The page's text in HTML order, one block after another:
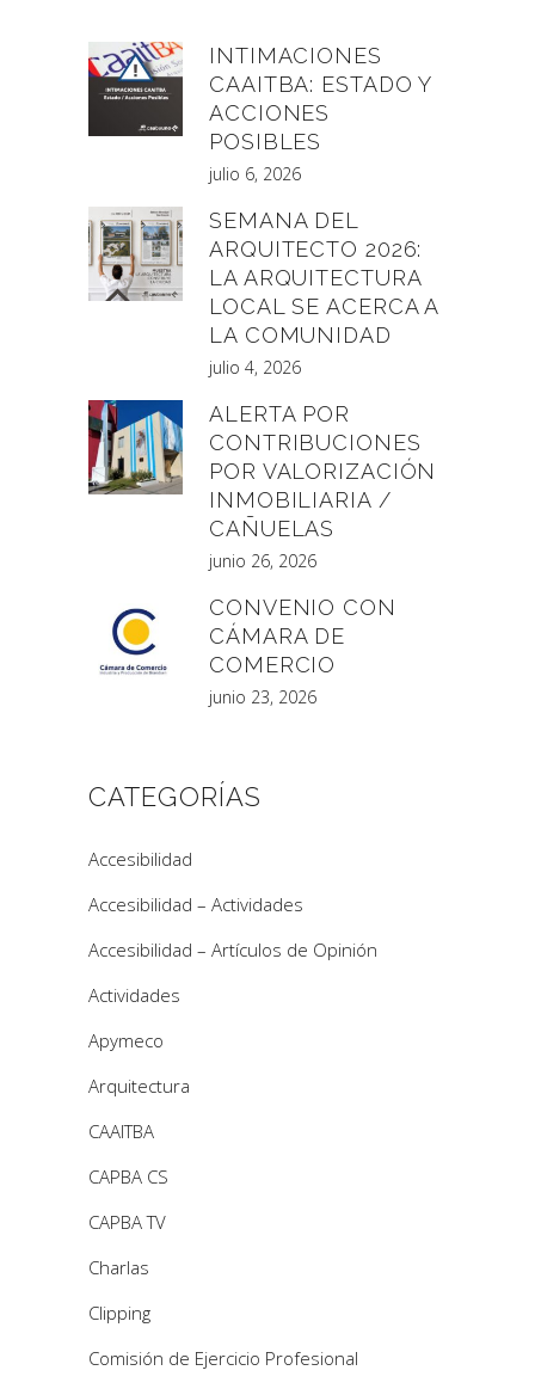
INTIMACIONES
CAAITBA: ESTADO Y
ACCIONES
POSIBLES
julio 6, 2026
SEMANA DEL
ARQUITECTO 2026:
LA ARQUITECTURA
LOCAL SE ACERCA A
LA COMUNIDAD
julio 4, 2026
ALERTA POR
CONTRIBUCIONES
POR VALORIZACIÓN
INMOBILIARIA /
CAÑUELAS
junio 26, 2026
CONVENIO CON
CÁMARA DE
COMERCIO
junio 23, 2026
CATEGORÍAS
Accesibilidad
Accesibilidad – Actividades
Accesibilidad – Artículos de Opinión
Actividades
Apymeco
Arquitectura
CAAITBA
CAPBA CS
CAPBA TV
Charlas
Clipping
Comisión de Ejercicio Profesional